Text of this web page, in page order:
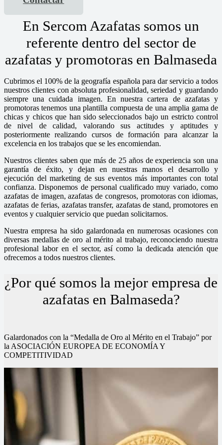
En Sercom Azafatas somos un
referente dentro del sector de
azafatas y promotoras en Balmaseda
Cubrimos el 100% de la geografía española para dar servicio a todos
nuestros clientes con absoluta profesionalidad, seriedad y guardando
siempre una cuidada imagen. En nuestra cartera de azafatas y
promotoras tenemos una plantilla compuesta de una amplia gama de
chicas y chicos que han sido seleccionados bajo un estricto control
de nivel de calidad, valorando sus actitudes y aptitudes y
posteriormente realizando cursos de formación para alcanzar la
excelencia en los trabajos que se les encomiendan.
Nuestros clientes saben que más de 25 años de experiencia son una
garantía de éxito, y dejan en nuestras manos el desarrollo y
ejecución del marketing de sus eventos más importantes con total
confianza. Disponemos de personal cualificado muy variado, como
azafatas de imagen, azafatas de congresos, promotoras con idiomas,
azafatas de ferias, azafatas transfer, azafatas de stand, promotores en
eventos y cualquier servicio que puedan solicitarnos.
Nuestra empresa ha sido galardonada en numerosas ocasiones con
diversas medallas de oro al mérito al trabajo, reconociendo nuestra
profesional labor en el sector, así como la dedicada atención que
ofrecemos a todos nuestros clientes.
¿Por qué somos la mejor empresa de
azafatas en Balmaseda?
Galardonados con la “Medalla de Oro al Mérito en el Trabajo” por
la ASOCIACIÓN EUROPEA DE ECONOMÍA Y
COMPETITIVIDAD